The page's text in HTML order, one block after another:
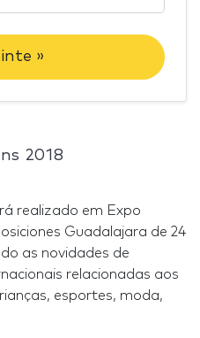
»
2018
realizado em Expo
Guadalajara de 24
as novidades de
relacionadas aos
esportes, moda,